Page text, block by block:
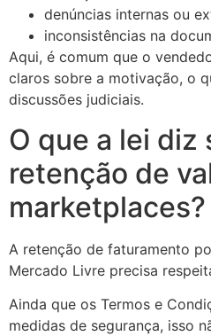
denúncias internas ou
inconsistências na
Aqui, é comum que o
claros sobre a motivação, o
discussões judiciais.
O que a lei diz
retenção de
marketplaces?
A retenção de faturamento
Mercado Livre precisa
Ainda que os Termos e
medidas de segurança, isso